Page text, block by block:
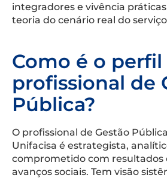
integradores e vivência
teoria do cenário real do
Como é o perfil
profissional de
Pública?
O profissional de Gestão
Unifacisa é estrategista,
comprometido com resultados
avanços sociais. Tem visão